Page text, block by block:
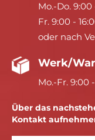
Mo.-Do. 9:00
Fr. 9:00 -
oder nach
Werk/
Mo.-Fr. 9:00
Über das
Kontakt